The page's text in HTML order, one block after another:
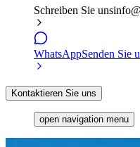
Schreiben Sie uns
WhatsAppSenden Sie
Kontaktieren Sie uns
open navigation menu